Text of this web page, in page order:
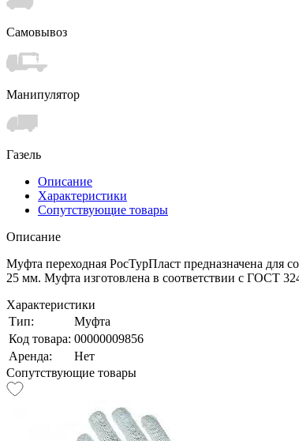
Самовывоз
Манипулятор
Газель
Описание
Характеристики
Сопутствующие товары
Описание
Муфта переходная РосТурПласт предназначена для
25 мм. Муфта изготовлена в соответствии с ГОСТ
Характеристики
Тип:
Муфта
Код товара: 00000009856
Аренда:
Нет
Сопутствующие товары